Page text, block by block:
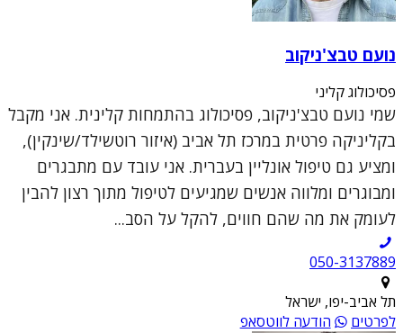
נועם טבצ'ניקוב
פסיכולוג קליני
שמי נועם טבצ'ניקוב, פסיכולוג בהתמחות קלינית. אני מקבל
בקליניקה פרטית במרכז תל אביב (איזור רוטשילד/שינקין),
ומציע גם טיפול אונליין בעברית. אני עובד עם מתבגרים
ומבוגרים ומלווה אנשים שמגיעים לטיפול מתוך רצון להבין
לעומק את מה שהם חווים, להקל על הסב...
050-3137889
תל אביב-יפו, ישראל
לפרטים
הודעה לווטסאפ